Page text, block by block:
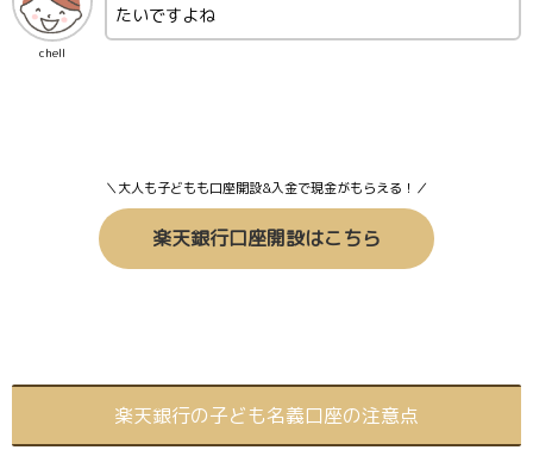
chell
たいですよね
＼大人も子どもも口座開設&入金で現金がもらえる！／
楽天銀行口座開設はこちら
楽天銀行の子ども名義口座の注意点